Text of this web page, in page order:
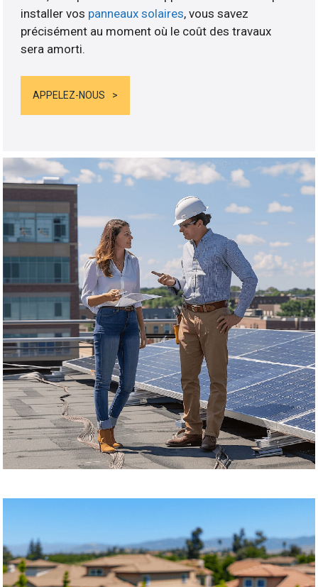
installer vos panneaux solaires, vous savez
précisément au moment où le coût des travaux
sera amorti.
APPELEZ-NOUS